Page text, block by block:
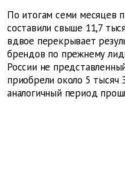
По итогам семи месяцев
составили свыше 11,7
вдвое перекрывает
брендов по прежнему
России не
приобрели около 5
аналогичный период